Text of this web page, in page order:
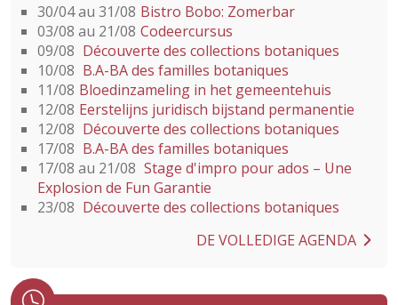
30/04 au 31/08 Bistro Bobo: Zomerbar
03/08 au 21/08 Codeercursus
09/08 Découverte des collections botaniques
10/08 B.A-BA des familles botaniques
11/08 Bloedinzameling in het gemeentehuis
12/08 Eerstelijns juridisch bijstand permanentie
12/08 Découverte des collections botaniques
17/08 B.A-BA des familles botaniques
17/08 au 21/08 Stage d'impro pour ados – Une
Explosion de Fun Garantie
23/08 Découverte des collections botaniques
DE VOLLEDIGE AGENDA